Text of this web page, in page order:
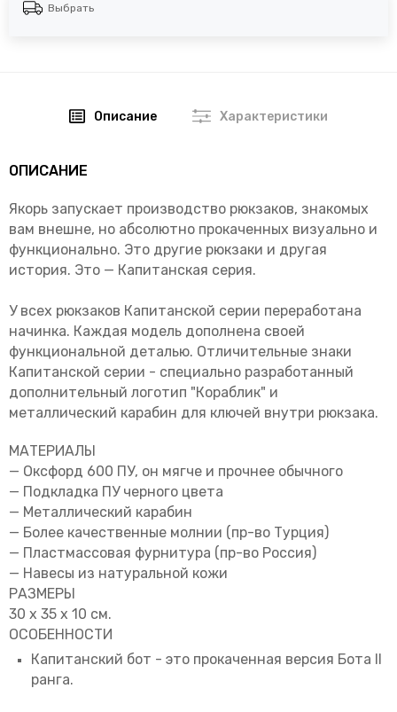
Выбрать
Описание Характеристики
ОПИСАНИЕ
Якорь запускает производство рюкзаков, знакомых
вам внешне, но абсолютно прокаченных визуально и
функционально. Это другие рюкзаки и другая
история. Это — Капитанская серия.
У всех рюкзаков Капитанской серии переработана
начинка. Каждая модель дополнена своей
функциональной деталью. Отличительные знаки
Капитанской серии - специально разработанный
дополнительный логотип "Кораблик" и
металлический карабин для ключей внутри рюкзака.
МАТЕРИАЛЫ
— Оксфорд 600 ПУ, он мягче и прочнее обычного
— Подкладка ПУ черного цвета
— Металлический карабин
— Более качественные молнии (пр-во Турция)
— Пластмассовая фурнитура (пр-во Россия)
— Навесы из натуральной кожи
РАЗМЕРЫ
30 х 35 х 10 см.
ОСОБЕННОСТИ
Капитанский бот - это прокаченная версия Бота II
ранга.